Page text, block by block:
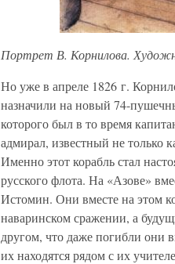
Портрет В. Корнилова.
Но уже в апреле 1826 г.
назначили на новый 74-
которого был в то время
адмирал, известный не только
Именно этот корабль стал
русского флота. На «Азове»
Истомин. Они вместе на этом
наваринском сражении, а
другом, что даже погибли они
их находятся рядом с их